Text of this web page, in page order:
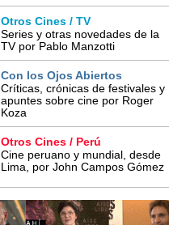
Otros Cines / TV
Series y otras novedades de la
TV por Pablo Manzotti
Con los Ojos Abiertos
Críticas, crónicas de festivales y
apuntes sobre cine por Roger
Koza
Otros Cines / Perú
Cine peruano y mundial, desde
Lima, por John Campos Gómez